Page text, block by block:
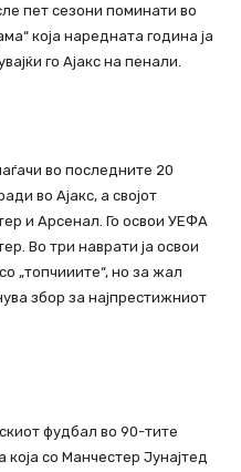
пет сезони поминати во
која наредната година ја
го Ајакс на пенали.
во последните 20
во Ајакс, а својот
и Арсенал. Го освои УЕФА
Во три наврати ја освои
„топчииите“, но за жал
збор за најпрестижниот
фудбал во 90-тите
која со Манчестер Јунајтед